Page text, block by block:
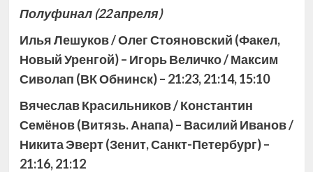
Полуфинал(22 апреля)
Илья Лешуков / Олег Стояновский (Факел,
Новый Уренгой) – Игорь Величко / Максим
Сиволап (ВК Обнинск) – 21:23, 21:14, 15:10
Вячеслав Красильников / Константин
Семёнов (Витязь. Анапа) – Василий Иванов /
Никита Эверт (Зенит, Санкт-Петербург) –
21:16, 21:12